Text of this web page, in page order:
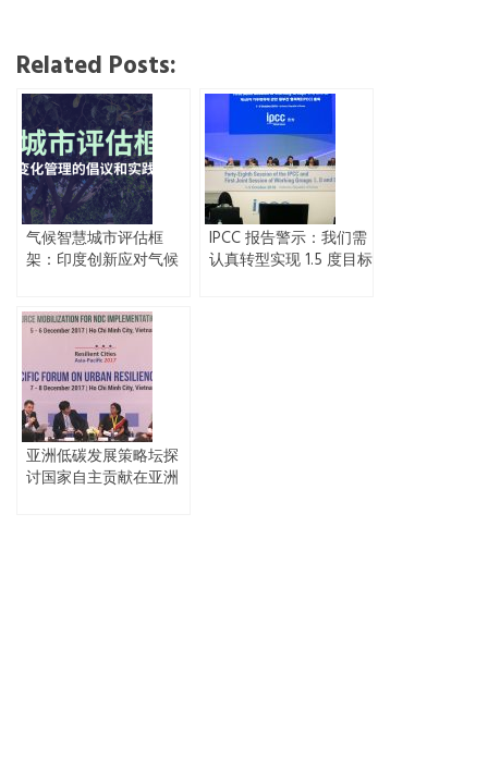
Related Posts:
气候智慧城市评估框
架：印度创新应对气候
IPCC 报告警示：我们需
认真转型实现 1.5 度目标
亚洲低碳发展策略坛探
讨国家自主贡献在亚洲